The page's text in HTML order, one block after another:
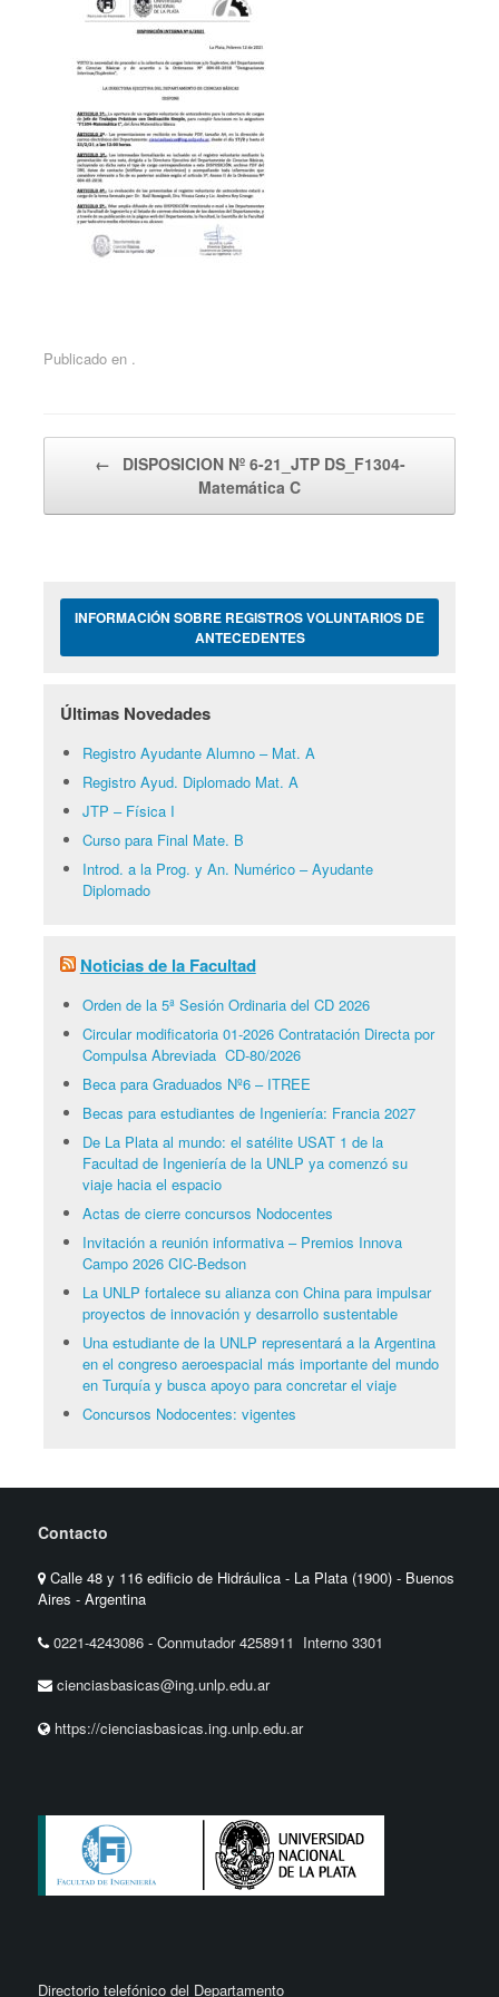
Publicado en .
←
DISPOSICION Nº 6-21_JTP DS_F1304-
Matemática C
INFORMACIÓN SOBRE REGISTROS VOLUNTARIOS DE
ANTECEDENTES
Últimas Novedades
Registro Ayudante Alumno – Mat. A
Registro Ayud. Diplomado Mat. A
JTP – Física I
Curso para Final Mate. B
Introd. a la Prog. y An. Numérico – Ayudante
Diplomado
Noticias de la Facultad
Orden de la 5ª Sesión Ordinaria del CD 2026
Circular modificatoria 01-2026 Contratación Directa por
Compulsa Abreviada CD-80/2026
Beca para Graduados Nº6 – ITREE
Becas para estudiantes de Ingeniería: Francia 2027
De La Plata al mundo: el satélite USAT 1 de la
Facultad de Ingeniería de la UNLP ya comenzó su
viaje hacia el espacio
Actas de cierre concursos Nodocentes
Invitación a reunión informativa – Premios Innova
Campo 2026 CIC-Bedson
La UNLP fortalece su alianza con China para impulsar
proyectos de innovación y desarrollo sustentable
Una estudiante de la UNLP representará a la Argentina
en el congreso aeroespacial más importante del mundo
en Turquía y busca apoyo para concretar el viaje
Concursos Nodocentes: vigentes
Contacto
Calle 48 y 116 edificio de Hidráulica - La Plata (1900) - Buenos
Aires - Argentina
0221-4243086 -Conmutador 4258911 Interno 3301
cienciasbasicas@ing.unlp.edu.ar
https://cienciasbasicas.ing.unlp.edu.ar
Directorio telefónico del Departamento